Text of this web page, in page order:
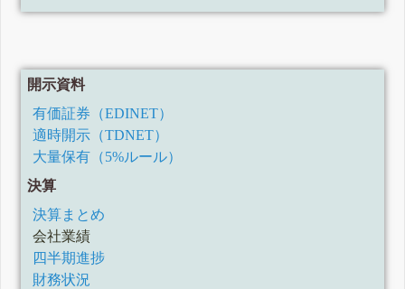
開示資料
有価証券（EDINET）
適時開示（TDNET）
大量保有（5%ルール）
決算
決算まとめ
会社業績
四半期進捗
財務状況